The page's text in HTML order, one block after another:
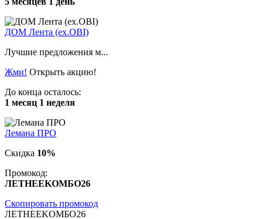
ДОМ Лента (ex.OBI)
Лучшие предложения м...
Жми! Открыть акцию!
До конца осталось:
1 месяц 1 неделя
Лемана ПРО
Скидка 10%
Промокод:
ЛETHEEKOМБO26
Скопировать промокод
ЛETHEEKOМБO26